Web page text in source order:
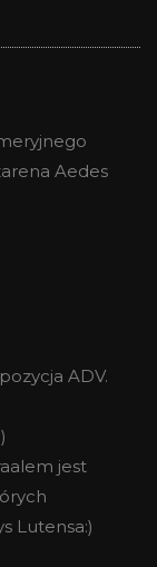
Aedes
ADV.
jest
Lutensa:)